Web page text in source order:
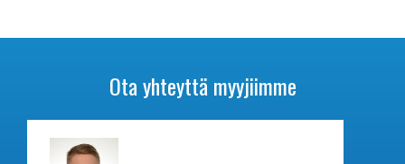
Ota yhteyttä myyjiimme